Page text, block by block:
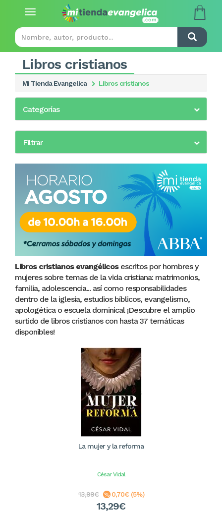
Toggle
Libros cristianos
Mi Tienda Evangelica Libros cristianos
Categorías
Filtrar
Libros cristianos evangélicosescritos por hombres y
mujeres sobre temas de la vida cristiana: matrimonios,
familia, adolescencia... así como responsabilidades
dentro de la iglesia, estudios bíblicos, evangelismo,
apologética o escuela dominical ¡Descubre el amplio
surtido de libros cristianos con hasta 37 temáticas
disponibles!
La mujer y la reforma
César Vidal
13,99€ 0,70€ (5%)
13,29€